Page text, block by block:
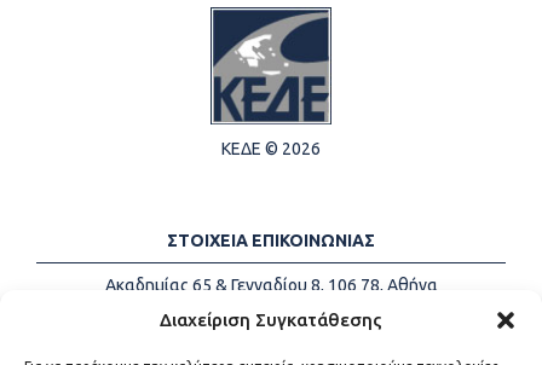
Διαχείριση Συγκατάθεσης
ΚΕΔΕ © 2026
ΣΤΟΙΧΕΙΑ ΕΠΙΚΟΙΝΩΝΙΑΣ
Ακαδημίας 65 & Γενναδίου 8, 106 78, Αθήνα
Τηλέφωνα:
+30 213-2147500
Email:
info@kede.gr